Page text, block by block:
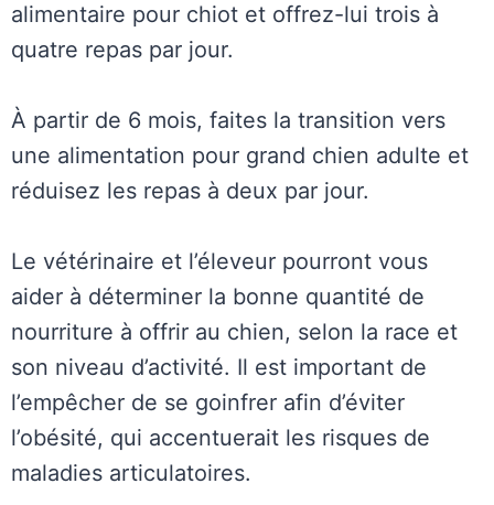
alimentaire pour chiot et offrez-lui trois à
quatre repas par jour.
À partir de 6 mois, faites la transition vers
une alimentation pour grand chien adulte et
réduisez les repas à deux par jour.
Le vétérinaire et l’éleveur pourront vous
aider à déterminer la bonne quantité de
nourriture à offrir au chien, selon la race et
son niveau d’activité. Il est important de
l’empêcher de se goinfrer afin d’éviter
l’obésité, qui accentuerait les risques de
maladies articulatoires.